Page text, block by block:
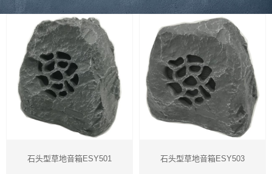
石头型草地音箱ESY501 石头型草地音箱ESY503